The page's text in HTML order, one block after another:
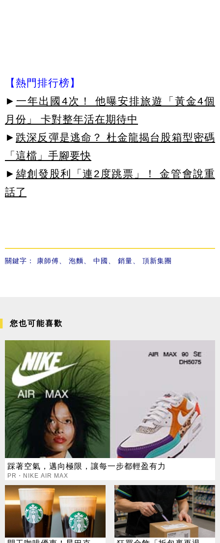
【熱門排行榜】
► 一年出國4次！ 他曝安排旅遊「黃金4個
月份」 卡對整年活在期待中
► 跌深反彈是逃命？ 杜金龍揭台股箱型密碼
「這檔」手腳要快
► 緯創發股利「連2度跳票」！ 金管會說重
話了
關鍵字： 康師傅 泡麵 中國 銷量 頂新集團
您也可能喜歡
踩著空氣，邁向極限，讓每一步都輕盈有力
PR・NIKE AIR MAX